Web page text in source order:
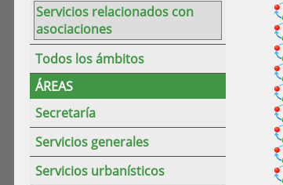
Servicios relacionados con
asociaciones
Todos los ámbitos
ÁREAS
Secretaría
Servicios generales
Servicios urbanísticos